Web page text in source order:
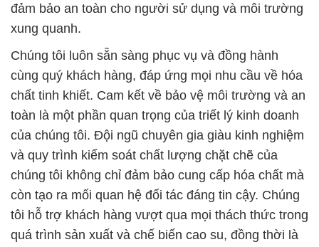
đảm bảo an toàn cho người sử dụng và môi trường
xung quanh.
Chúng tôi luôn sẵn sàng phục vụ và đồng hành
cùng quý khách hàng, đáp ứng mọi nhu cầu về hóa
chất tinh khiết. Cam kết về bảo vệ môi trường và an
toàn là một phần quan trọng của triết lý kinh doanh
của chúng tôi. Đội ngũ chuyên gia giàu kinh nghiệm
và quy trình kiểm soát chất lượng chặt chẽ của
chúng tôi không chỉ đảm bảo cung cấp hóa chất mà
còn tạo ra mối quan hệ đối tác đáng tin cậy. Chúng
tôi hỗ trợ khách hàng vượt qua mọi thách thức trong
quá trình sản xuất và chế biến cao su, đồng thời là